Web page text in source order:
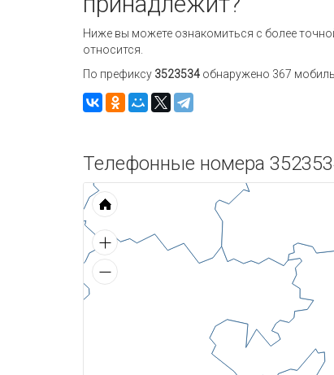
Ниже вы можете ознакомиться с более
относится.
По префиксу 3523534 обнаружено 367
Телефонные номера